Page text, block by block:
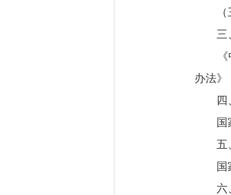
（三
三、
《中
办法》
四、
国家
五、
国家
六、